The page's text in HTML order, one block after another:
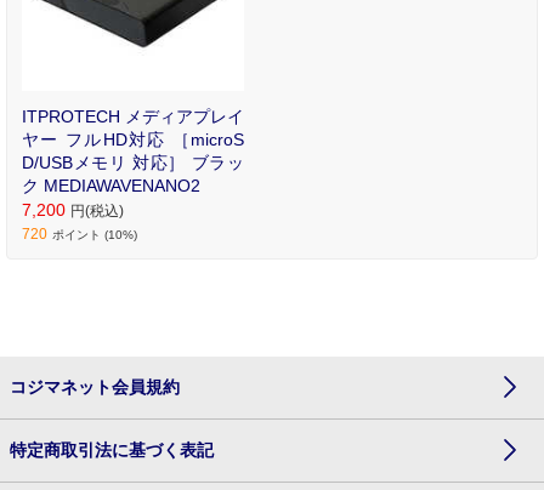
ITPROTECH メディアプレイ
ヤー フルHD対応 ［microS
D/USBメモリ 対応］ ブラッ
ク MEDIAWAVENANO2
7,200 円(税込)
720 ポイント (10%)
コジマネット会員規約
特定商取引法に基づく表記